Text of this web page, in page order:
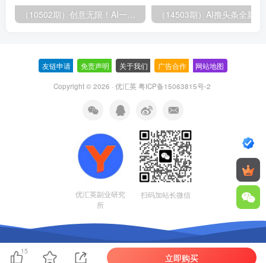
（10502期）创意无限！AI一键生成漫画视频，每天轻松收入300+，粘贴复制简单操作！
友链申请 免责声明 关于我们 广告合作 网站地图
Copyright © 2026 · 优汇英粤ICP备15063815号-2
优汇英副业研究
所
扫码加站长微信
15
立即购买